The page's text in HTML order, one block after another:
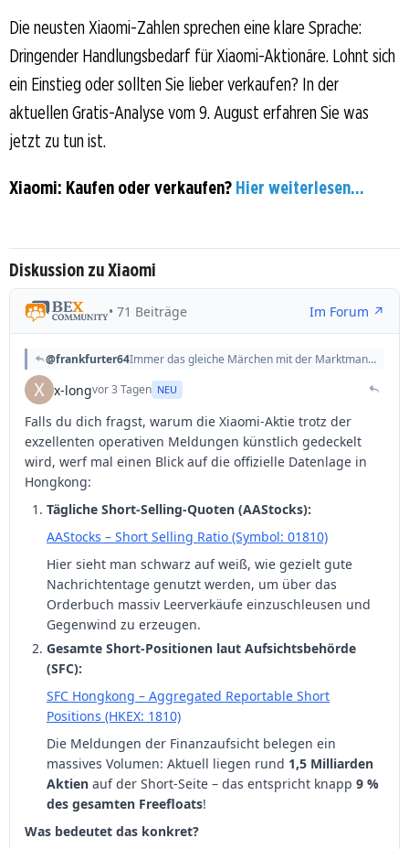
Die neusten Xiaomi-Zahlen sprechen eine klare Sprache:
Dringender Handlungsbedarf für Xiaomi-Aktionäre. Lohnt sich
ein Einstieg oder sollten Sie lieber verkaufen? In der
aktuellen Gratis-Analyse vom 9. August erfahren Sie was
jetzt zu tun ist.
Xiaomi: Kaufen oder verkaufen? Hier weiterlesen...
Diskussion zu Xiaomi